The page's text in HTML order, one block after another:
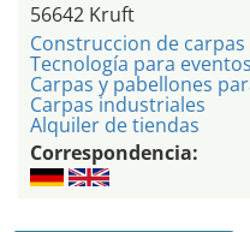
56642 Kruft
Construccion de carpas
Tecnología para eventos
Carpas y pabellones
Carpas industriales
Alquiler de tiendas
Correspondencia: